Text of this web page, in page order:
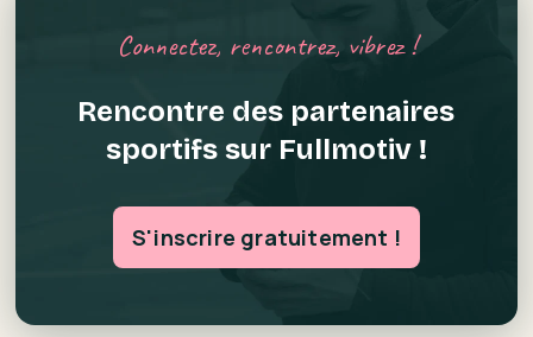
Connectez, rencontrez, vibrez !
Rencontre des partenaires
sportifs sur Fullmotiv !
S'inscrire gratuitement !